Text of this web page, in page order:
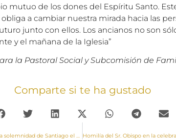
mutuo de los dones del Espíritu Santo.
a cambiar nuestra mirada hacia las
junto con ellos. Los ancianos no son
y el mañana de la Iglesia”
la Pastoral Social y Subcomisión de
Comparte si te ha gustado
Homilía del Sr. Obispo en la solemnidad de Santiago el Mayor